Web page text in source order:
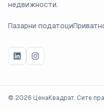
недвижности.
Пазарни податоци
© 2026 ЦенаКвадрат. Сите